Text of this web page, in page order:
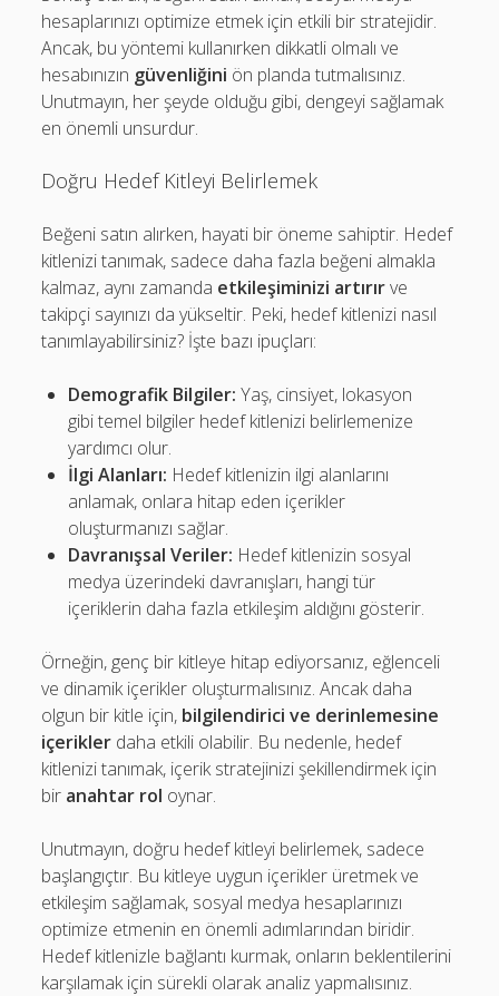
hesaplarınızı optimize etmek için etkili bir stratejidir.
Ancak, bu yöntemi kullanırken dikkatli olmalı ve
hesabınızın güvenliğini ön planda tutmalısınız.
Unutmayın, her şeyde olduğu gibi, dengeyi sağlamak
en önemli unsurdur.
Doğru Hedef Kitleyi Belirlemek
Beğeni satın alırken, hayati bir öneme sahiptir. Hedef
kitlenizi tanımak, sadece daha fazla beğeni almakla
kalmaz, aynı zamanda etkileşiminizi artırırve
takipçi sayınızı da yükseltir. Peki, hedef kitlenizi nasıl
tanımlayabilirsiniz? İşte bazı ipuçları:
Demografik Bilgiler: Yaş, cinsiyet, lokasyon
gibi temel bilgiler hedef kitlenizi belirlemenize
yardımcı olur.
İlgi Alanları: Hedef kitlenizin ilgi alanlarını
anlamak, onlara hitap eden içerikler
oluşturmanızı sağlar.
Davranışsal Veriler: Hedef kitlenizin sosyal
medya üzerindeki davranışları, hangi tür
içeriklerin daha fazla etkileşim aldığını gösterir.
Örneğin, genç bir kitleye hitap ediyorsanız, eğlenceli
ve dinamik içerikler oluşturmalısınız. Ancak daha
olgun bir kitle için, bilgilendirici ve derinlemesine
içerikler daha etkili olabilir. Bu nedenle, hedef
kitlenizi tanımak, içerik stratejinizi şekillendirmek için
bir anahtar rol oynar.
Unutmayın, doğru hedef kitleyi belirlemek, sadece
başlangıçtır. Bu kitleye uygun içerikler üretmek ve
etkileşim sağlamak, sosyal medya hesaplarınızı
optimize etmenin en önemli adımlarından biridir.
Hedef kitlenizle bağlantı kurmak, onların beklentilerini
karşılamak için sürekli olarak analiz yapmalısınız.